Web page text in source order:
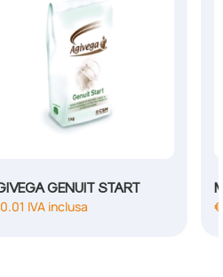
GENUIT START
IVA inclusa
€